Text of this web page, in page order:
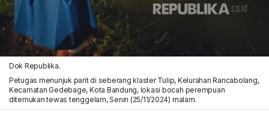
Dok Republika.
Petugas menunjuk parit di seberang klaster Tulip, Kelurahan Rancabolang,
Kecamatan Gedebage, Kota Bandung, lokasi bocah perempuan
ditemukan tewas tenggelam, Senin (25/11/2024) malam.